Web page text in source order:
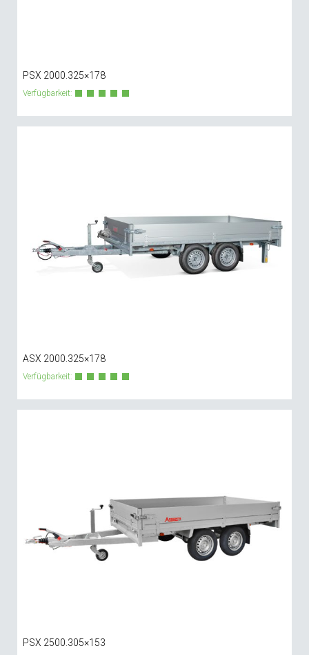
PSX 2000.325×178
Verfügbarkeit:
ASX 2000.325×178
Verfügbarkeit:
PSX 2500.305×153